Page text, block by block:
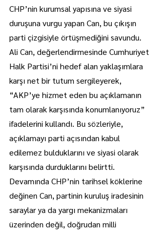
CHP’nin kurumsal yapısına ve siyasi
duruşuna vurgu yapan Can, bu çıkışın
parti çizgisiyle örtüşmediğini savundu.
Ali Can, değerlendirmesinde Cumhuriyet
Halk Partisi’ni hedef alan yaklaşımlara
karşı net bir tutum sergileyerek,
“AKP’ye hizmet eden bu açıklamanın
tam olarak karşısında konumlanıyoruz”
ifadelerini kullandı. Bu sözleriyle,
açıklamayı parti açısından kabul
edilemez bulduklarını ve siyasi olarak
karşısında durduklarını belirtti.
Devamında CHP’nin tarihsel köklerine
değinen Can, partinin kuruluş iradesinin
saraylar ya da yargı mekanizmaları
üzerinden değil, doğrudan milli